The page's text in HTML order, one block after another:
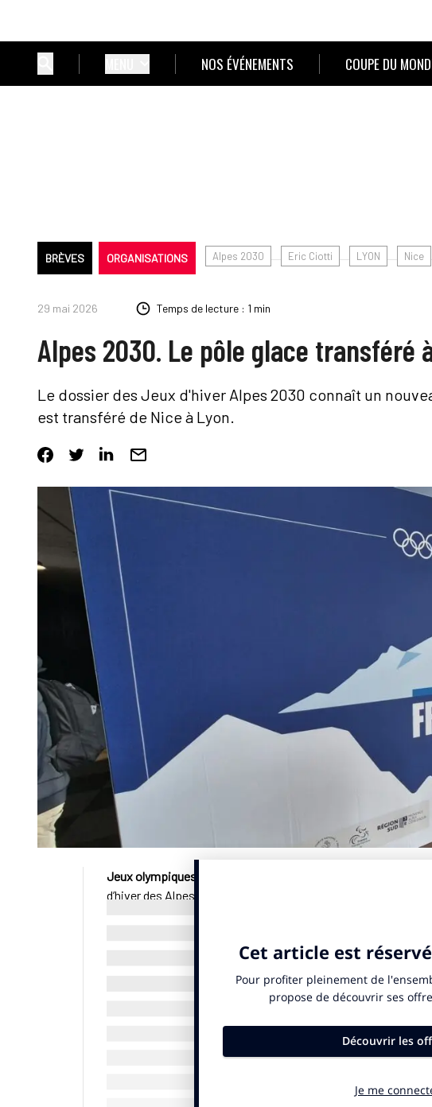
NOS ÉVÉNEMENTS COUPE DU
BRÈVES ORGANISATIONS Alpes 2030 Eric Ciotti LYON Nice
29 mai 2026 Temps de lecture : 1 min
Alpes 2030. Le pôle glace transféré
Le dossier des Jeux d'hiver Alpes 2030 connaît un
est transféré de Nice à Lyon.
Jeux olympiques
. Nouveau coup de théâtre dans la pièce
d’hiver des Alpes 2030. Vendredi 29 mai, en soirée, le Comité
organisationnelle et budgétaire, indique un communiqué. À
comme la solution à même de répondre à cette situation”.
budgétaires de cette évolution”. Cette décision vient à
Rhône Alpes et Provence Alpes Côte d’Azur qui devaient
un équilibre territorial et un héritage structurant pour les